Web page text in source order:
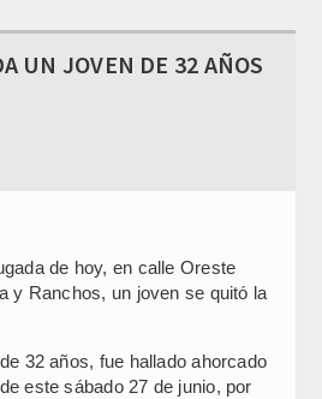
UN JOVEN DE 32 AÑOS
de hoy, en calle Oreste
y Ranchos, un joven se quitó la
32 años, fue hallado ahorcado
este sábado 27 de junio, por